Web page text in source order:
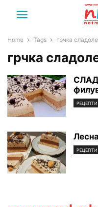
Home Tags грчка
грчка
РЕЦЕПТИ
РЕЦЕПТИ